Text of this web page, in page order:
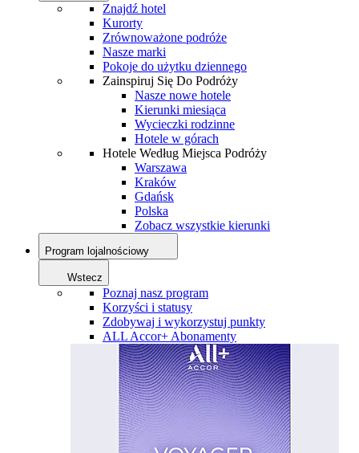
Znajdź hotel
Kurorty
Zrównoważone podróże
Nasze marki
Pokoje do użytku dziennego
Zainspiruj Się Do Podróży
Nasze nowe hotele
Kierunki miesiąca
Wycieczki rodzinne
Hotele w górach
Hotele Według Miejsca Podróży
Warszawa
Kraków
Gdańsk
Polska
Zobacz wszystkie kierunki
Program lojalnościowy
Wstecz
Poznaj nasz program
Korzyści i statusy
Zdobywaj i wykorzystuj punkty
ALL Accor+ Abonamenty